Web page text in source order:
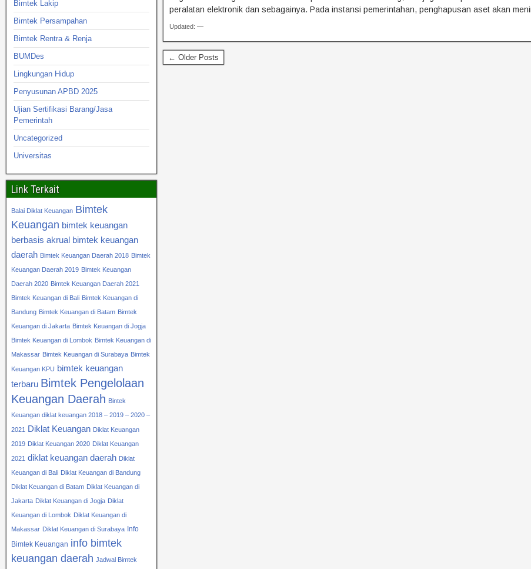
peralatan elektronik dan sebagainya. Pada instansi pemerintahan, penghapusan aset akan
Updated: —
← Older Posts
Bimtek Lakip
Bimtek Persampahan
Bimtek Rentra & Renja
BUMDes
Lingkungan Hidup
Penyusunan APBD 2025
Ujian Sertifikasi Barang/Jasa
Pemerintah
Uncategorized
Universitas
Link Terkait
Balai Diklat Keuangan Bimtek
Keuangan bimtek keuangan
berbasis akrual bimtek keuangan
daerah Bimtek Keuangan Daerah 2018 Bimtek
Keuangan Daerah 2019 Bimtek Keuangan
Daerah 2020 Bimtek Keuangan Daerah 2021
Bimtek Keuangan di Bali Bimtek Keuangan di
Bandung Bimtek Keuangan di Batam Bimtek
Keuangan di Jakarta Bimtek Keuangan di Jogja
Bimtek Keuangan di Lombok Bimtek Keuangan di
Makassar Bimtek Keuangan di Surabaya Bimtek
Keuangan KPU bimtek keuangan
terbaru Bimtek Pengelolaan
Keuangan Daerah Bintek
Keuangan diklat keuangan 2018 – 2019 – 2020 –
2021 Diklat Keuangan Diklat Keuangan
2019 Diklat Keuangan 2020 Diklat Keuangan
2021 diklat keuangan daerah Diklat
Keuangan di Bali Diklat Keuangan di Bandung
Diklat Keuangan di Batam Diklat Keuangan di
Jakarta Diklat Keuangan di Jogja Diklat
Keuangan di Lombok Diklat Keuangan di
Makassar Diklat Keuangan di Surabaya Info
Bimtek Keuangan info bimtek
keuangan daerah Jadwal Bimtek